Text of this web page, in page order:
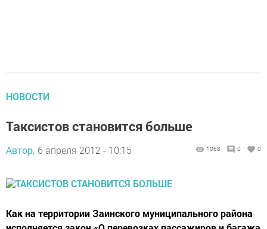
НОВОСТИ
Таксистов становится больше
Автор, 6 апреля 2012 - 10:15 1068 0 0
Как на территории Заинского муниципального района